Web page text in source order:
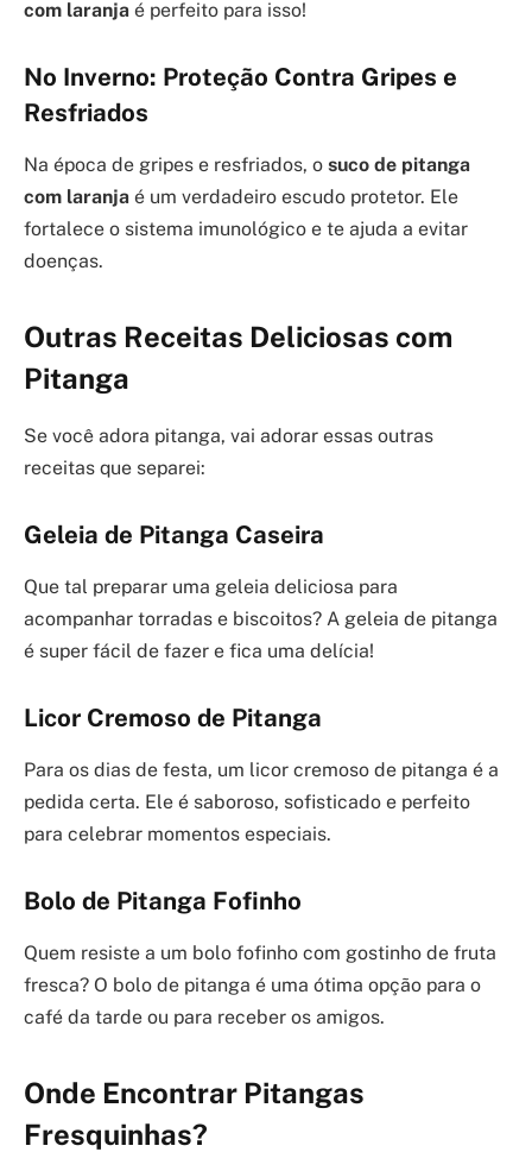
com laranja é perfeito para isso!
No Inverno: Proteção Contra Gripes e
Resfriados
Na época de gripes e resfriados, o suco de pitanga
com laranja é um verdadeiro escudo protetor. Ele
fortalece o sistema imunológico e te ajuda a evitar
doenças.
Outras Receitas Deliciosas com
Pitanga
Se você adora pitanga, vai adorar essas outras
receitas que separei:
Geleia de Pitanga Caseira
Que tal preparar uma geleia deliciosa para
acompanhar torradas e biscoitos? A geleia de pitanga
é super fácil de fazer e fica uma delícia!
Licor Cremoso de Pitanga
Para os dias de festa, um licor cremoso de pitanga é a
pedida certa. Ele é saboroso, sofisticado e perfeito
para celebrar momentos especiais.
Bolo de Pitanga Fofinho
Quem resiste a um bolo fofinho com gostinho de fruta
fresca? O bolo de pitanga é uma ótima opção para o
café da tarde ou para receber os amigos.
Onde Encontrar Pitangas
Fresquinhas?